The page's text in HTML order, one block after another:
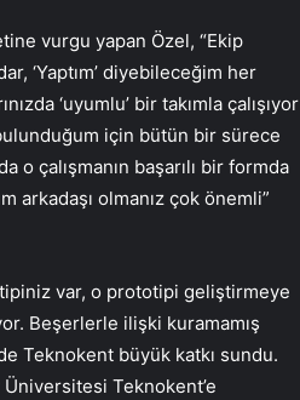
vurgu yapan Özel, “Ekip
‘Yaptım’ diyebileceğim her
‘uyumlu’ bir takımla çalışıyor
için bütün bir sürece
o çalışmanın başarılı bir formda
arkadaşı olmanız çok önemli”
var, o prototipi geliştirmeye
Beşerlerle ilişki kuramamış
Teknokent büyük katkı sundu.
Teknokent’e